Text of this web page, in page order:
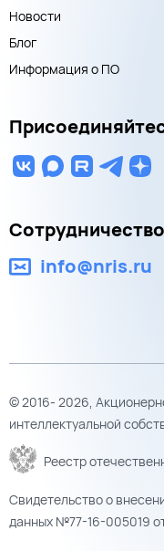
Новости
Блог
Информация о ПО
Сотрудничество
info@nris.ru
© 2016- 2026,
интеллектуальной
Реестр
Свидетельство о
данных №77-16-005019